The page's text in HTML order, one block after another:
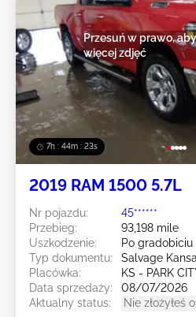
7h : 44m : 20s
Przesuń w prawo,
więcej zdjęć
2019 RAM 1500 5.7L
Nr pojazdu:
45******
Przebieg:
93,198 mile
Uszkodzenie:
Po gradobiciu
Typ dokumentu:
Salvage
Placówka:
KS - PARK
Data sprzedaży:
08/07/2026
Aktualny status:
Nie złożyłeś